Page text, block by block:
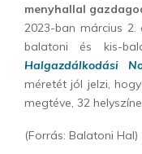
menyhallal
2023-ban március
balatoni és kis-
Halgazdálkodási
méretét jól jelzi,
megtéve, 32
(Forrás: Balatoni Hal)